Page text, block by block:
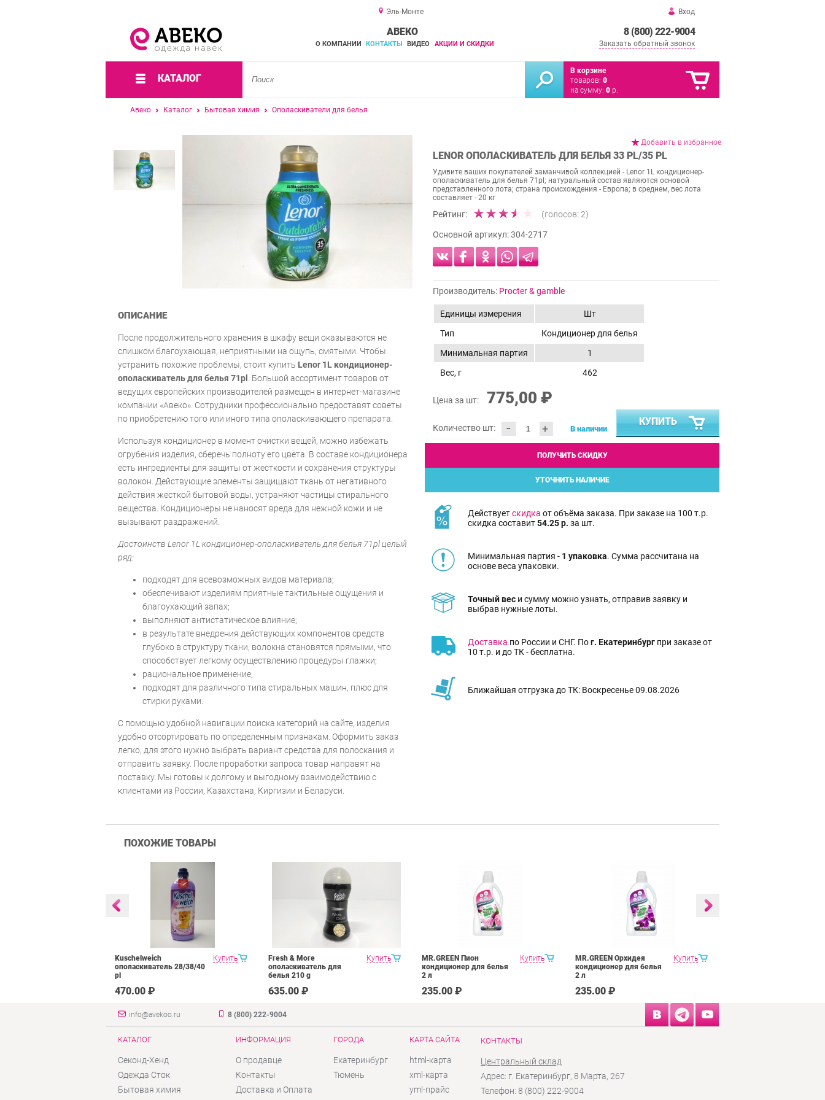
Эль-Монте Вход
8 (800) 222-9004
Заказать обратный звонок
АВЕКО
О КОМПАНИИ КОНТАКТЫ ВИДЕО АКЦИИ И СКИДКИ
КАТАЛОГ
В корзине
товаров: 0
на сумму: 0 р.
Авеко Каталог Бытовая химия Ополаскиватели для белья
Добавить в избранное
LENOR ОПОЛАСКИВАТЕЛЬ ДЛЯ БЕЛЬЯ 33 PL/35 PL
Удивите ваших покупателей заманчивой коллекцией - Lenor 1L кондиционер-
ополаскиватель для белья 71pl; натуральный состав являются основой
представленного лота; страна происхождения - Европа; в среднем, вес лота
составляет - 20 кг
Рейтинг: (голосов:2)
Основной артикул:304-2717
Производитель: Procter & gamble
Единицы измерения
Шт
Тип
Кондиционер для белья
Минимальная партия
1
Вес, г
462
Цена за шт: 775,00 ₽
Количество шт: - + В наличии
КУПИТЬ
ПОЛУЧИТЬ СКИДКУ
УТОЧНИТЬ НАЛИЧИЕ
Действуетскидка от объёма заказа. При заказе на 100 т.р.
скидка составит54.25 р. за шт.
Минимальная партия - 1 упаковка. Сумма рассчитана на
основе веса упаковки.
Точный вес и сумму можно узнать, отправив заявку и
выбрав нужные лоты.
Доставка по России и СНГ. Пог. Екатеринбург при заказе от
10 т.р. и до ТК - бесплатна.
Ближайшая отгрузка до ТК: Воскресенье 09.08.2026
ОПИСАНИЕ
После продолжительного хранения в шкафу вещи оказываются не
слишком благоухающая, неприятными на ощупь, смятыми. Чтобы
устранить похожие проблемы, стоит купить Lenor 1L кондиционер-
ополаскиватель для белья 71pl
. Большой ассортимент товаров от
ведущих европейских производителей размещен в интернет-магазине
компании «Авеко». Сотрудники профессионально предоставят советы
по приобретению того или иного типа ополаскивающего препарата.
Используя кондиционер в момент очистки вещей, можно избежать
огрубения изделия, сберечь полноту его цвета. В составе кондиционера
есть ингредиенты для защиты от жесткости и сохранения структуры
волокон. Действующие элементы защищают ткань от негативного
действия жесткой бытовой воды, устраняют частицы стирального
вещества. Кондиционеры не наносят вреда для нежной кожи и не
вызывают раздражений.
Достоинств Lenor 1L кондиционер-ополаскиватель для белья 71pl целый
ряд:
подходят для всевозможных видов материала;
обеспечивают изделиям приятные тактильные ощущения и
благоухающий запах;
выполняют антистатическое влияние;
в результате внедрения действующих компонентов средств
глубоко в структуру ткани, волокна становятся прямыми, что
способствует легкому осуществлению процедуры глажки;
рациональное применение;
подходят для различного типа стиральных машин, плюс для
стирки руками.
С помощью удобной навигации поиска категорий на сайте, изделия
удобно отсортировать по определенным признакам. Оформить заказ
легко, для этого нужно выбрать вариант средства для полоскания и
отправить заявку. После проработки запроса товар направят на
поставку. Мы готовы к долгому и выгодному взаимодействию с
клиентами из России, Казахстана, Киргизии и Беларуси.
ПОХОЖИЕ ТОВАРЫ
Купить
Kuschelweich
ополаскиватель 28/38/40
pl
470.00 ₽
Купить
Fresh & More
ополаскиватель для
белья 210 g
635.00 ₽
Купить
MR.GREEN Пион
кондиционер для белья
2 л
235.00 ₽
Купить
MR.GREEN Орхидея
кондиционер для белья
2 л
235.00 ₽
info@avekoo.ru 8 (800) 222-9004
КАТАЛОГ
Секонд-Хенд
Одежда Сток
Бытовая химия
ИНФОРМАЦИЯ
О продавце
Контакты
Доставка и Оплата
ГОРОДА
Екатеринбург
Тюмень
КАРТА САЙТА
html-карта
xml-карта
yml-прайс
КОНТАКТЫ
Центральный склад
Адрес: г. Екатеринбург, 8 Марта, 267
Телефон: 8 (800) 222-9004